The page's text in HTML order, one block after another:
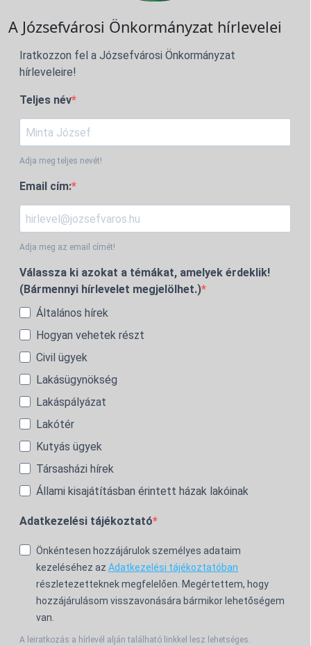
A Józsefvárosi Önkormányzat hírlevelei
Iratkozzon fel a Józsefvárosi Önkormányzat
hírleveleire!
Teljes név
Adja meg teljes nevét!
Email cím:
Adja meg az email címét!
Válassza ki azokat a témákat, amelyek érdeklik!
(Bármennyi hírlevelet megjelölhet.)
Általános hírek
Hogyan vehetek részt
Civil ügyek
Lakásügynökség
Lakáspályázat
Lakótér
Kutyás ügyek
Társasházi hírek
Állami kisajátításban érintett házak lakóinak
Adatkezelési tájékoztató
Önkéntesen hozzájárulok személyes adataim
kezeléséhez az Adatkezelési tájékoztatóban
részletezetteknek megfelelően. Megértettem, hogy
hozzájárulásom visszavonására bármikor lehetőségem
van.
A leiratkozás a hírlevél alján található linkkel lesz lehetséges.